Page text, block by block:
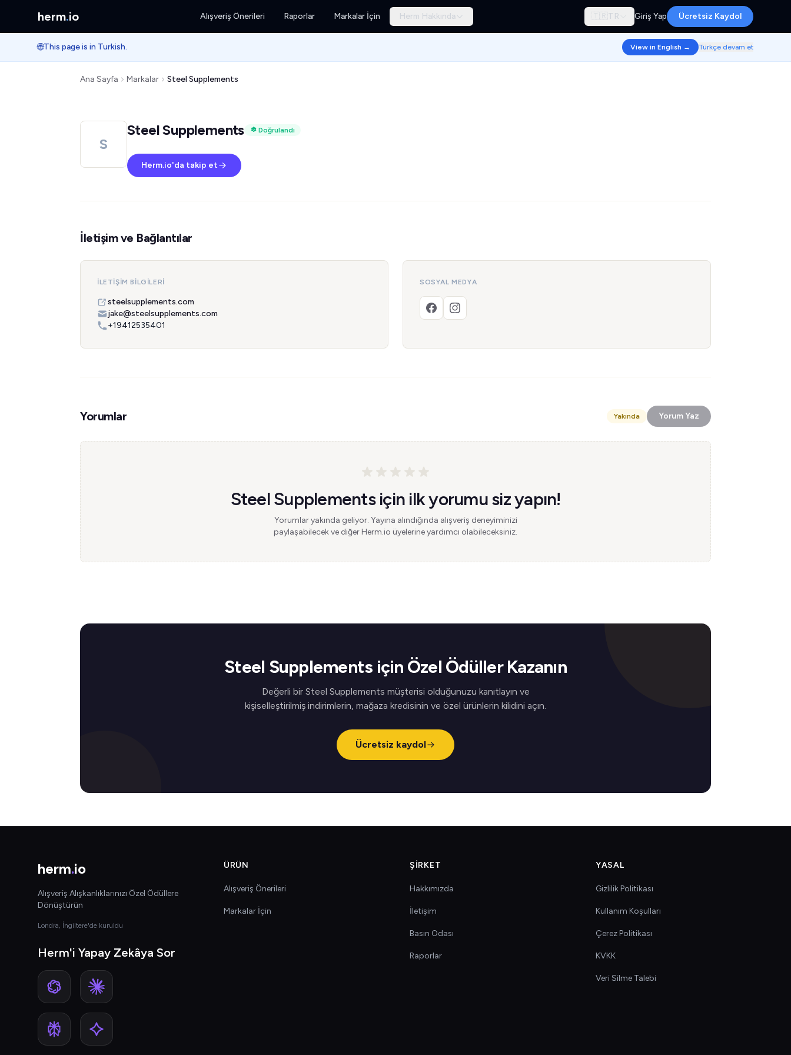
herm.io Alışveriş Önerileri Raporlar Markalar İçin Herm Hakkında 🇹🇷 TR Giriş Yap Ücretsiz Kaydol
🌐This page is in Turkish. View in English → Türkçe devam et
Ana Sayfa Markalar Steel Supplements
S
Steel Supplements Doğrulandı
Herm.io'da takip et
İletişim ve Bağlantılar
İLETIŞIM BILGILERI
steelsupplements.com
jake@steelsupplements.com
+19412535401
SOSYAL MEDYA
Yorumlar Yakında Yorum Yaz
Steel Supplements için ilk yorumu siz yapın!
Yorumlar yakında geliyor. Yayına alındığında alışveriş deneyiminizi
paylaşabilecek ve diğer Herm.io üyelerine yardımcı olabileceksiniz.
Steel Supplements için Özel Ödüller Kazanın
Değerli bir Steel Supplements müşterisi olduğunuzu kanıtlayın ve
kişiselleştirilmiş indirimlerin, mağaza kredisinin ve özel ürünlerin kilidini açın.
Ücretsiz kaydol
herm.io
Alışveriş Alışkanlıklarınızı Özel Ödüllere
Dönüştürün
Londra, İngiltere'de kuruldu
Herm'i Yapay Zekâya Sor
ÜRÜN
Alışveriş Önerileri
Markalar İçin
ŞIRKET
Hakkımızda
İletişim
Basın Odası
Raporlar
YASAL
Gizlilik Politikası
Kullanım Koşulları
Çerez Politikası
KVKK
Veri Silme Talebi